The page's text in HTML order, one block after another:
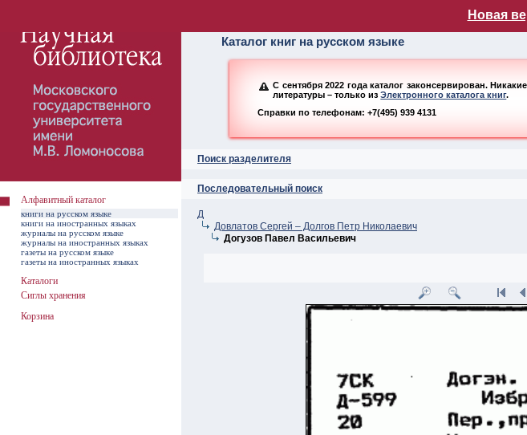
Новая
Каталог книг на русском языке
С сентября 2022 года каталог законсервирован.
литературы – только изЭлектронного каталога книг.
Справки по телефонам: +7(495) 939 4131
Поиск разделителя
Последовательный поиск
Д
Довлатов Сергей – Долгов Петр Николаевич
Догузов Павел Васильевич
Алфавитный каталог
книги на русском языке
книги на иностранных языках
журналы на русском языке
журналы на иностранных языках
газеты на русском языке
газеты на иностранных языках
Каталоги
Сиглы хранения
Корзина